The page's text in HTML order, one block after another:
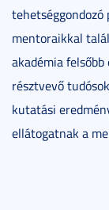
mentoraikkal
akadémia
résztvevő
kutatási
ellátogatnak a